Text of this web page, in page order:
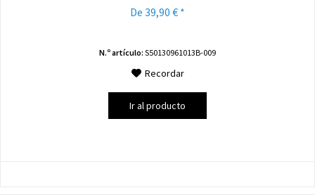
De 39,90 € *
N.º artículo: S50130961013B-009
Recordar
Ir al producto